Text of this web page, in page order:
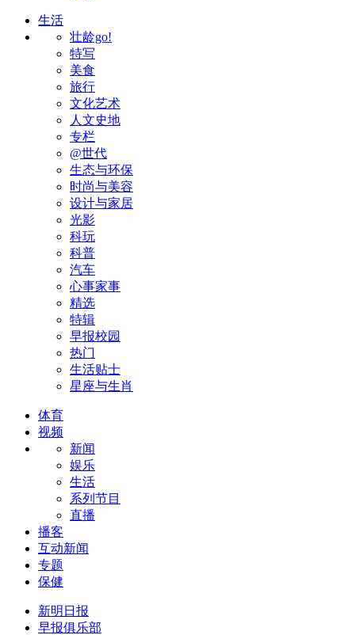
生活
壮龄go!
特写
美食
旅行
文化艺术
人文史地
专栏
@世代
生态与环保
时尚与美容
设计与家居
光影
科玩
科普
汽车
心事家事
精选
特辑
早报校园
热门
生活贴士
星座与生肖
体育
视频
新闻
娱乐
生活
系列节目
直播
播客
互动新闻
专题
保健
新明日报
早报俱乐部